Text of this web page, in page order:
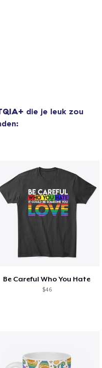
die je leuk zou
Be Careful Who You Hate
$46